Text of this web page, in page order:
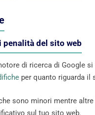
penalità del sito web
di ricerca di Google
per quanto riguarda il
sono minori mentre
sul tuo sito web.